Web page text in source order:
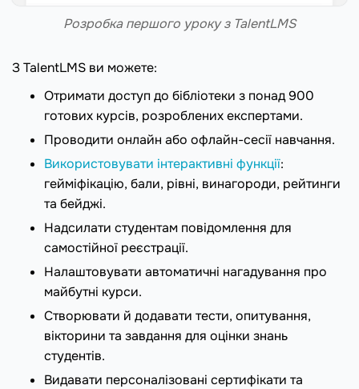
Розробка першого уроку з TalentLMS
З TalentLMS ви можете:
Отримати доступ до бібліотеки з понад 900
готових курсів, розроблених експертами.
Проводити онлайн або офлайн-сесії навчання.
Використовувати інтерактивні функції:
гейміфікацію, бали, рівні, винагороди, рейтинги
та бейджі.
Надсилати студентам повідомлення для
самостійної реєстрації.
Налаштовувати автоматичні нагадування про
майбутні курси.
Створювати й додавати тести, опитування,
вікторини та завдання для оцінки знань
студентів.
Видавати персоналізовані сертифікати та